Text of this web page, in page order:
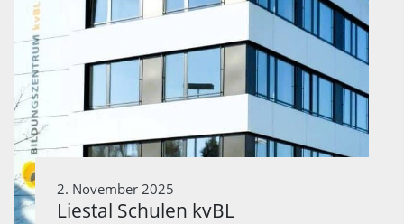
2. November 2025
Liestal Schulen kvBL